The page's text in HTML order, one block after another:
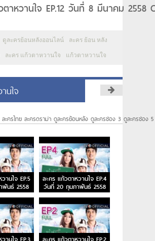
าหวานใจ EP.12 วันที่ 8 มีนาคม 2558
ดูละครย้อนหลังออนไลน์ ละคร ย้อน หลัง
ละคร แก้วตาหวานใจ แก้วตาหวานใจ
นใจ
ะครไทย ละครดราม่า ดูละครย้อนหลัง ดูละครช่อง 3 ดูละครช่อง
านใจ EP.5
พันธ์ 2558
ละคร แก้วตาหวานใจ EP.4
วันที่ 20 กุมภาพันธ์ 2558